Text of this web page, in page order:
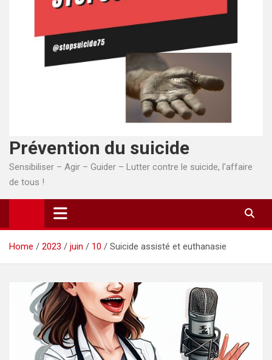
Prévention du suicide
Sensibiliser – Agir – Guider – Lutter contre le suicide, l'affaire
de tous !
Home 2023 juin 10 Suicide assisté et euthanasie